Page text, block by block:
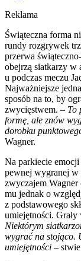
Reklama
Świąteczna forma
rundy rozgrywek
przerwa
obejrzą siatkarzy w
u podczas meczu
Najważniejsze
sposób na to, by
zwycięstwem. – To
formę, ale znów
dorobku
Wagner.
Na parkiecie
pewnej wygranej w
zwyczajem Wagner
mu jednak o
z podstawowego
umiejętności.
Niektórym
wygrać na stojąco.
umiejętności –